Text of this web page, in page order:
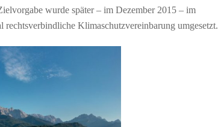
wurde später – im Dezember 2015 – im
Klimaschutzvereinbarung umgesetzt.